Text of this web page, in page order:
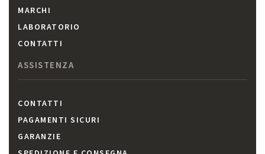
MARCHI
LABORATORIO
CONTATTI
ASSISTENZA
CONTATTI
PAGAMENTI SICURI
GARANZIE